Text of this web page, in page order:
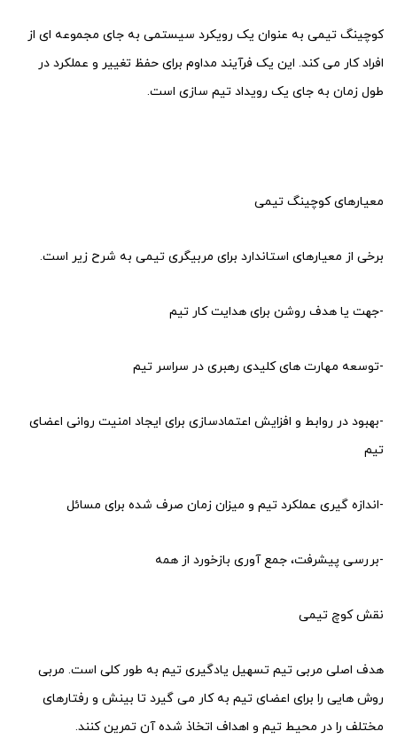
کوچینگ تیمی به عنوان یک رویکرد سیستمی به جای مجموعه ای از
افراد کار می کند. این یک فرآیند مداوم برای حفظ تغییر و عملکرد در
طول زمان به جای یک رویداد تیم سازی است.
معیارهای کوچینگ تیمی
برخی از معیارهای استاندارد برای مربیگری تیمی به شرح زیر است.
-جهت یا هدف روشن برای هدایت کار تیم
-توسعه مهارت های کلیدی رهبری در سراسر تیم
-بهبود در روابط و افزایش اعتمادسازی برای ایجاد امنیت روانی اعضای
تیم
-اندازه گیری عملکرد تیم و میزان زمان صرف شده برای مسائل
-بررسی پیشرفت، جمع آوری بازخورد از همه
نقش کوچ تیمی
هدف اصلی مربی تیم تسهیل یادگیری تیم به طور کلی است. مربی
روش هایی را برای اعضای تیم به کار می گیرد تا بینش و رفتارهای
مختلف را در محیط تیم و اهداف اتخاذ شده آن تمرین کنند.